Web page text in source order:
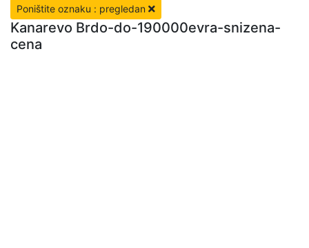
Poništite oznaku : pregledan
Kanarevo Brdo-do-190000evra-snizena-
cena